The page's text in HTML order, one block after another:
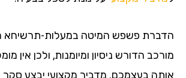
הדברת פשפש המיטה במעלות-תרשיחא
מורכב הדורש ניסיון ומיומנות, ולכן אין
אותה בעצמכם. מדביר מקצועי יבצע סקר